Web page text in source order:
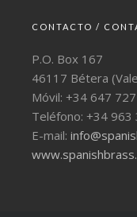
CONTACTO /
P.O. Box 167
46117 Bétera
Móvil: +34 647
Teléfono: +34 963
E-mail: